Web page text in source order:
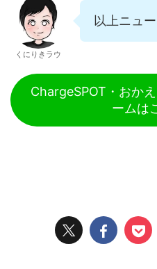
くにりきラウ
以上ニュ
ChargeSPOT・おか
ームは